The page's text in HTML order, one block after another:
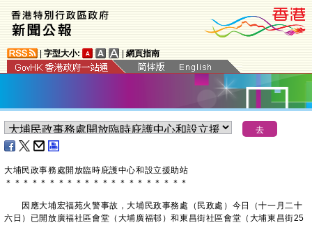
字型大小: 網頁指南
大埔民政事務處開放臨時庇護中心和設立援助站
＊ ＊ ＊ ＊ ＊ ＊ ＊ ＊ ＊ ＊ ＊ ＊ ＊ ＊ ＊ ＊ ＊ ＊ ＊ ＊ ＊
​因應大埔宏福苑火警事故，大埔民政事務處（民政處）今日（十一月二十
六日）已開放廣福社區會堂（大埔廣福邨）和東昌街社區會堂（大埔東昌街25